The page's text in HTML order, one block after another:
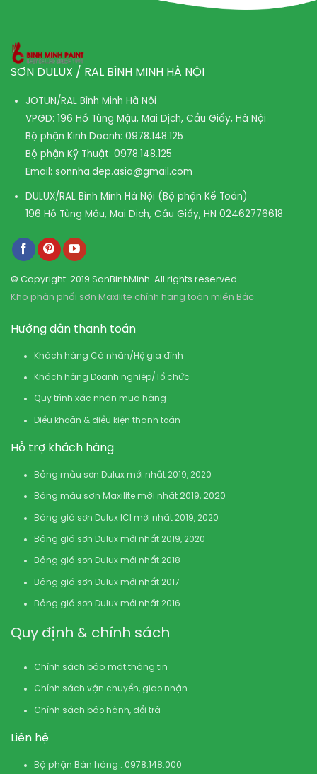
SƠN DULUX / RAL BÌNH MINH HÀ NỘI
JOTUN/RAL Bình Minh Hà Nội
VPGD: 196 Hồ Tùng Mậu, Mai Dịch, Cầu Giấy, Hà Nội
Bộ phận Kinh Doanh: 0978.148.125
Bộ phận Kỹ Thuật: 0978.148.125
Email: sonnha.dep.asia@gmail.com
DULUX/RAL Bình Minh Hà Nội (Bộ phận Kế Toán)
196 Hồ Tùng Mậu, Mai Dịch, Cầu Giấy, HN 02462776618
© Copyright: 2019 SonBinhMinh. All rights reserved.
Kho phân phối sơn Maxilite chính hãng toàn miền Bắc
Hướng dẫn thanh toán
Khách hàng Cá nhân/Hộ gia đình
Khách hàng Doanh nghiệp/Tổ chức
Quy trình xác nhận mua hàng
Điều khoản & điều kiện thanh toán
Hỗ trợ khách hàng
Bảng màu sơn Dulux mới nhất 2019, 2020
Bảng màu sơn Maxilite mới nhất 2019, 2020
Bảng giá sơn Dulux ICI mới nhất 2019, 2020
Bảng giá sơn Dulux mới nhất 2019, 2020
Bảng giá sơn Dulux mới nhất 2018
Bảng giá sơn Dulux mới nhất 2017
Bảng giá sơn Dulux mới nhất 2016
Quy định & chính sách
Chính sách bảo mật thông tin
Chính sách vận chuyển, giao nhận
Chính sách bảo hành, đổi trả
Liên hệ
Bộ phận Bán hàng : 0978.148.000